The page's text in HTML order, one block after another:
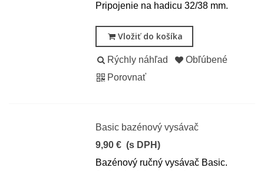
Pripojenie na hadicu 32/38 mm.
Vložiť do košíka
Rýchly náhľad
Obľúbené
Porovnať
Basic bazénový vysávač
9,90 € (s DPH)
Bazénový ručný vysávač Basic.